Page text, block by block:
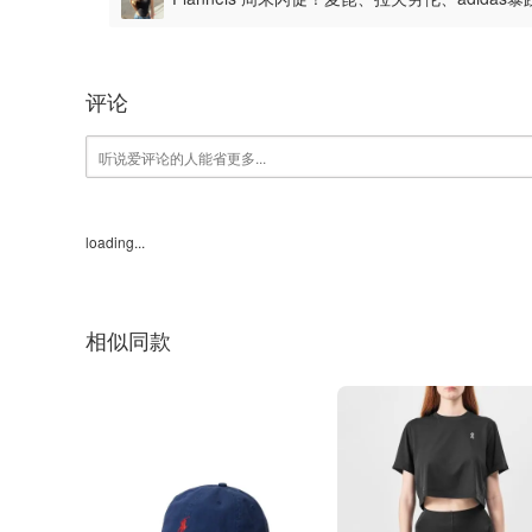
评论
loading...
相似同款